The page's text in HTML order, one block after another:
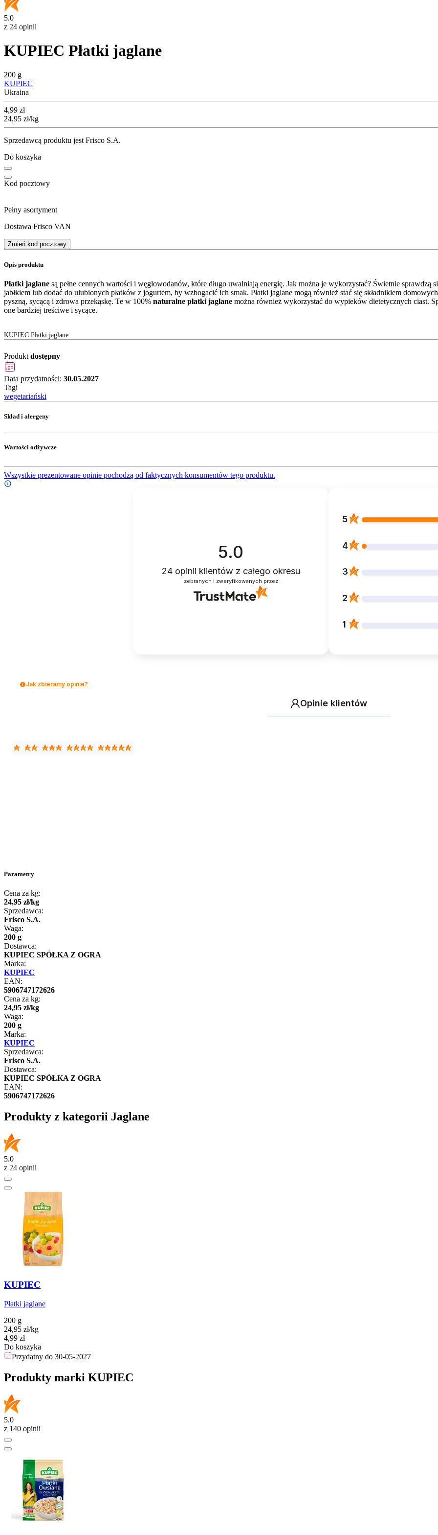
5.0
z 24 opinii
KUPIEC Płatki jaglane
200 g
KUPIEC
Ukraina
Cena
4,99 zł
24,95 zł/kg
Sprzedawcą produktu jest Frisco S.A.
Do koszyka
Kod pocztowy
Pełny asortyment
Dostawa Frisco VAN
Zmień kod pocztowy
Opis produktu
Płatki jaglane są pełne cennych wartości i węglowodanów, które długo uwalniają energię. Jak można je wykorzystać? Świetnie sprawdzą
jabłkiem lub dodać do ulubionych płatków z jogurtem, by wzbogacić ich smak. Płatki jaglane mogą również stać się składnikiem
pyszną, sycącą i zdrowa przekąskę. Te w 100% naturalne płatki jaglane można również wykorzystać do wypieków dietetycznych ciast.
one bardziej treściwe i sycące.
KUPIEC Płatki jaglane
Produkt dostępny
Data przydatności: 30.05.2027
Tagi
wegetariański
Skład i alergeny
Wartości odżywcze
Wszystkie prezentowane opinie pochodzą od faktycznych konsumentów tego produktu.
5.0
24opinii klientów z całego okresu
zebranych i zweryfikowanych przez
5
4
3
2
1
Jak zbieramy opinie?
Opinie klientów
Parametry
Cena za kg:
24,95 zł/kg
Sprzedawca:
Frisco S.A.
Waga:
200 g
Dostawca:
KUPIEC SPÓŁKA Z OGRA
Marka:
KUPIEC
EAN:
5906747172626
Cena za kg:
24,95 zł/kg
Waga:
200 g
Marka:
KUPIEC
Sprzedawca:
Frisco S.A.
Dostawca:
KUPIEC SPÓŁKA Z OGRA
EAN:
5906747172626
Produkty z kategorii Jaglane
5.0
z 24 opinii
KUPIEC
Płatki jaglane
200 g
24,95 zł/kg
Cena
4,99 zł
Do koszyka
Przydatny do 30-05-2027
Produkty marki KUPIEC
5.0
z 140 opinii